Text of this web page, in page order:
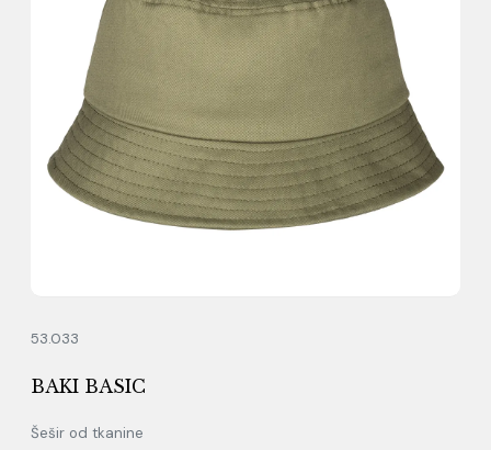
53.033
BAKI BASIC
Šešir od tkanine